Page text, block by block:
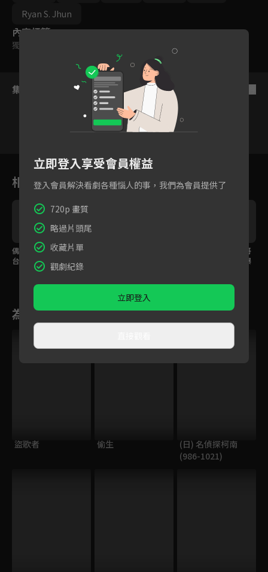
Ryan S. Jhun
內容標籤
獨家
集數列表
2 3
相關花絮
偶像感滿分！饒舌舞
台'WORK'帥氣演出嗨
團寵櫻田健真擄獲哥哥
們的心！秀韓文可愛爆
為您推薦
盜歌者 偷生
(日) 名偵探柯南
(986-1021)
立即登入享受會員權益
登入會員解決看劇各種惱人的事，我們為會員提供了
720p 畫質
略過片頭尾
收藏片單
觀劇紀錄
立即登入